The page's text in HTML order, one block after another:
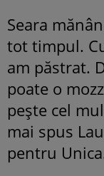
Seara
tot timpul.
am păstrat.
poate o
pește cel
mai spus
pentru